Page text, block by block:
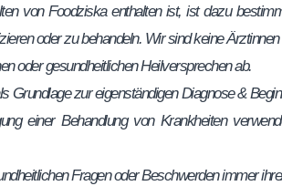
von Foodziska enthalten ist, ist dazu
oder zu behandeln. Wir sind keine
oder gesundheitlichen Heilversprechen ab.
Grundlage zur eigenständigen Diagnose &
einer Behandlung von Krankheiten
Fragen oder Beschwerden immer